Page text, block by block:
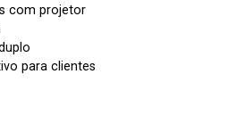
com projetor
para clientes